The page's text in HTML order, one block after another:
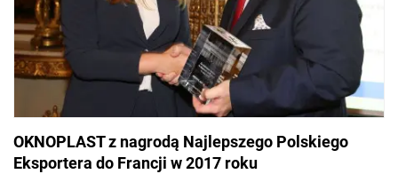
OKNOPLAST z nagrodą Najlepszego Polskiego
Eksportera do Francji w 2017 roku